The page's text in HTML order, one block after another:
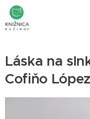
Láska na
Cofiňo López